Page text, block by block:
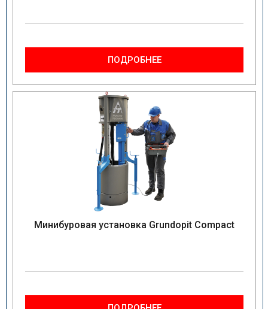
ПОДРОБНЕЕ
Минибуровая установка Grundopit Compact